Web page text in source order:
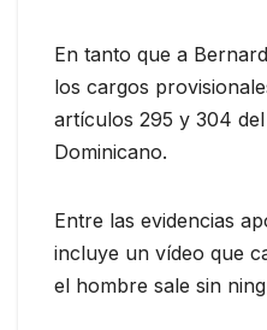
En tanto que a
los cargos
artículos 295 y 304
Dominicano.
Entre las evidencias
incluye un vídeo que
el hombre sale sin